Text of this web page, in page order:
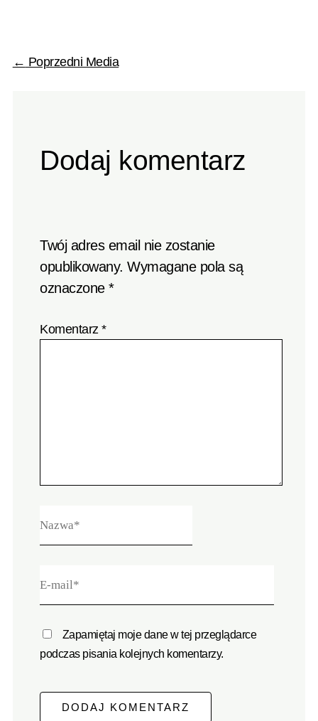
← Poprzedni Media
Dodaj komentarz
Twój adres email nie zostanie
opublikowany. Wymagane pola są
oznaczone*
Komentarz*
Zapamiętaj moje dane w tej przeglądarce
podczas pisania kolejnych komentarzy.